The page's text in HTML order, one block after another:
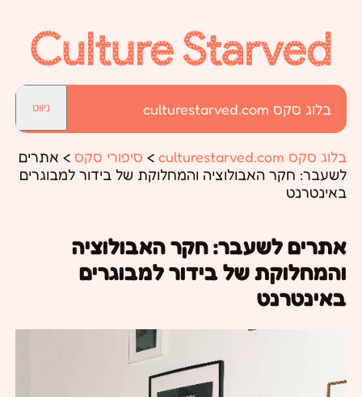
בלוג סקס culturestarved.com ניווט
בלוג סקס culturestarved.com > סיפורי סקס > אתרים
לשעבר: חקר האבולוציה והמחלוקת של בידור למבוגרים
באינטרנט
אתרים לשעבר: חקר האבולוציה
והמחלוקת של בידור למבוגרים
באינטרנט